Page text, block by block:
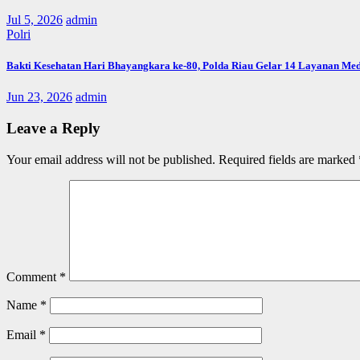
Jul 5, 2026 admin
Polri
Bakti Kesehatan Hari Bhayangkara ke-80, Polda Riau Gelar 14 Layanan
Jun 23, 2026 admin
Leave a Reply
Your email address will not be published. Required fields are marked
Comment *
Name *
Email *